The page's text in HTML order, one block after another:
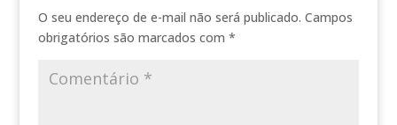
O seu endereço de e-mail não será publicado. Campos
obrigatórios são marcados com *